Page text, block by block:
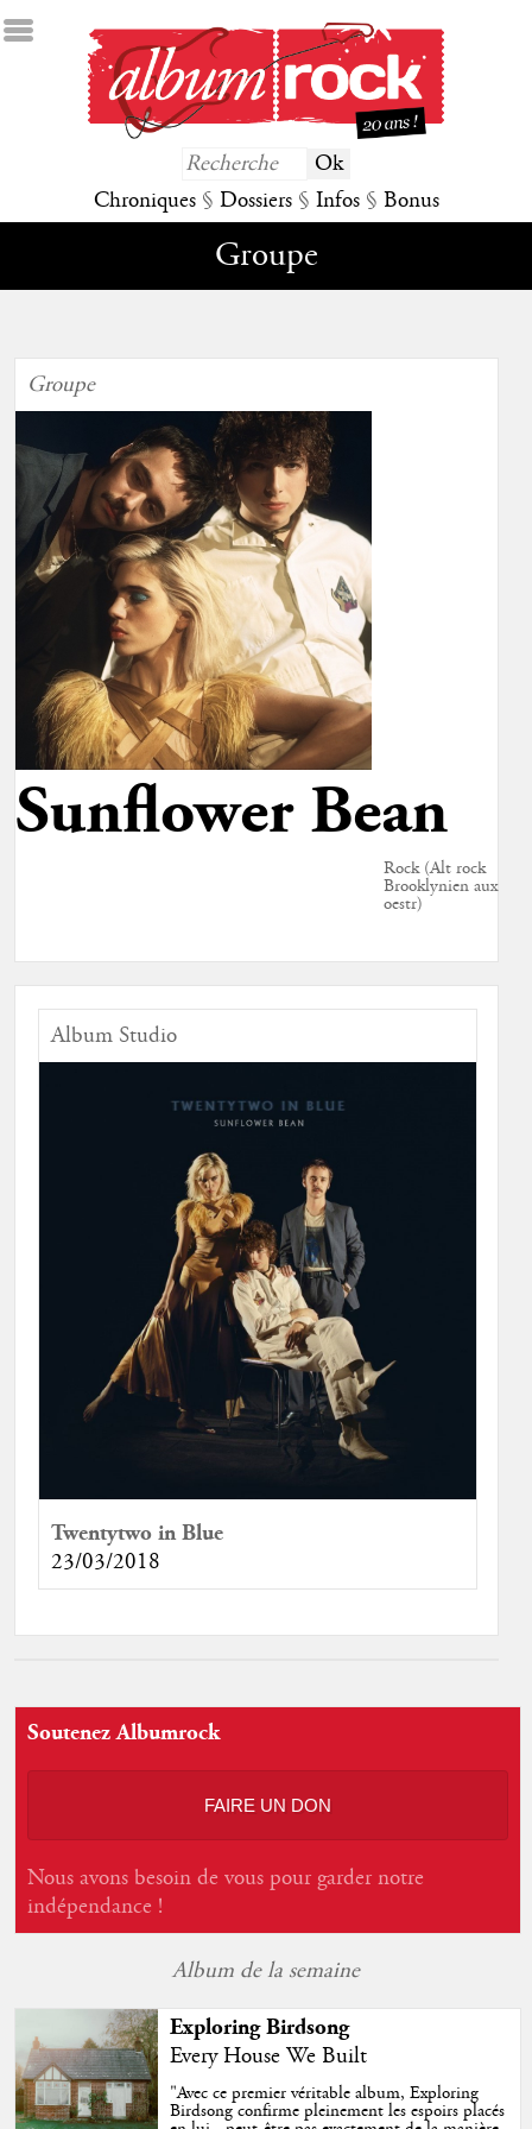
Chroniques § Dossiers § Infos § Bonus
Groupe
Groupe
Sunflower Bean
Rock (Alt rock
Brooklynien aux
oestr)
Album Studio
Twentytwo in Blue
23/03/2018
Soutenez Albumrock
FAIRE UN DON
Nous avons besoin de vous pour garder notre
indépendance !
Album de la semaine
Exploring Birdsong
Every House We Built
"Avec ce premier véritable album, Exploring
Birdsong confirme pleinement les espoirs placés